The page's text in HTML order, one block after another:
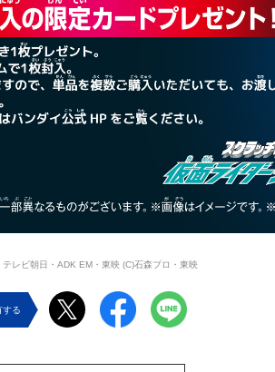
テレビ朝日・ADK EM・東映 (C)石森プロ・東映
する